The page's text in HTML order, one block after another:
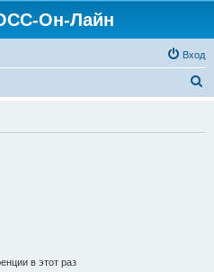
Он-Лайн
Вход
в этот раз